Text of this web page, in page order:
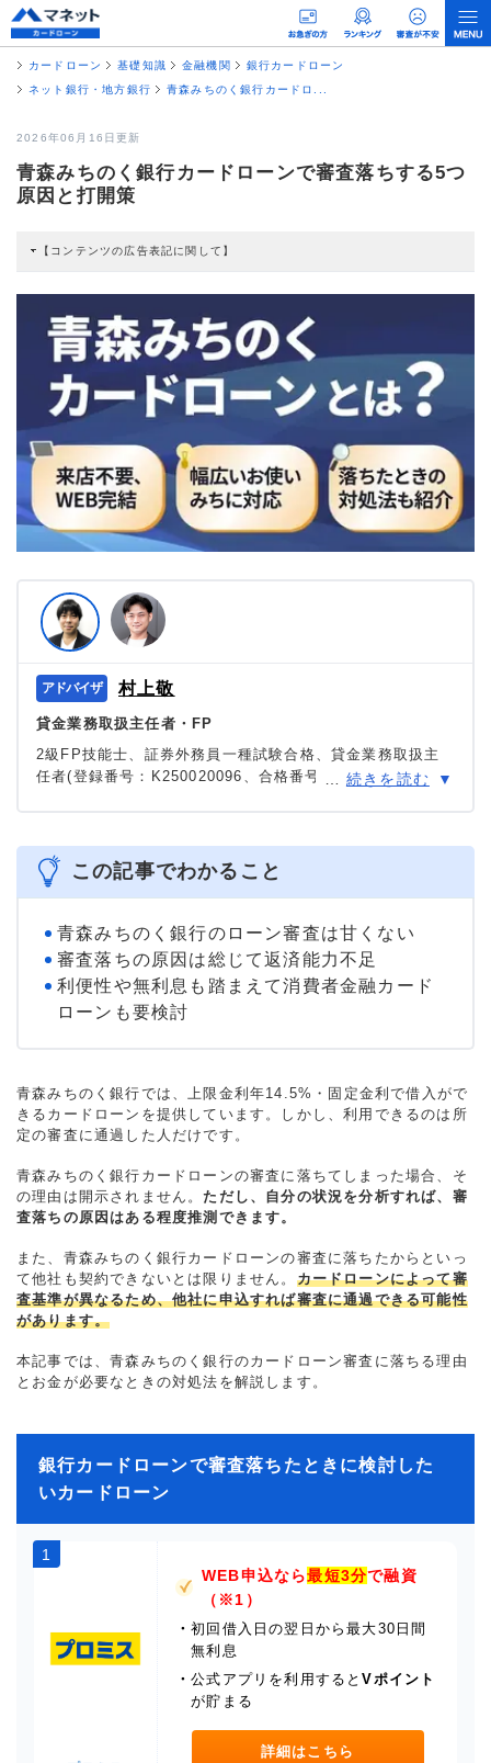
カードローン 基礎知識 金融機関
銀行カードローン
ネット銀行・地方銀行
青森みちのく銀行カードロ...
2026年06月16日更新
青森みちのく銀行カードローンで審査落ちする5つ
原因と打開策
【コンテンツの広告表記に関して】
だし、特定の商品を根拠なくPRするものではなく、当編集部の調査／ユーザー
への口コミ収集などに基づき、公平性を担保した情報提供を行っています。
>提携企業一覧
村上敬
貸金業務取扱主任者・FP
2級FP技能士、証券外務員一種試験合格、貸金業務取扱主
任者(登録番号：K250020096、合格番号：第F241000177
ン、FX、不動産、保険など、多くの金融領域における情報
メディアの編集・監修に携わり、実績は計2000本以上。ロ
ーン利用者へのインタビューなども多数実施し、専門知識
＞＞公式ページ
続きを読む
この記事でわかること
青森みちのく銀行のローン審査は甘くない
審査落ちの原因は総じて返済能力不足
利便性や無利息も踏まえて消費者金融カード
ローンも要検討
青森みちのく銀行では、上限金利年14.5%・固定金利で借入がで
きるカードローンを提供しています。しかし、利用できるのは所
定の審査に通過した人だけです。
青森みちのく銀行カードローンの審査に落ちてしまった場合、そ
の理由は開示されません。ただし、自分の状況を分析すれば、審
査落ちの原因はある程度推測できます。
また、青森みちのく銀行カードローンの審査に落ちたからといっ
て他社も契約できないとは限りません。 カードローンによって審
査基準が異なるため、他社に申込すれば審査に通過できる可能性
があります。
本記事では、青森みちのく銀行のカードローン審査に落ちる理由
とお金が必要なときの対処法を解説します。
銀行カードローンで審査落ちたときに検討した
いカードローン
1
WEB申込なら最短3分で融資
（※1）
・初回借入日の翌日から最大30日間
無利息
・公式アプリを利用するとVポイント
が貯まる
詳細はこちら